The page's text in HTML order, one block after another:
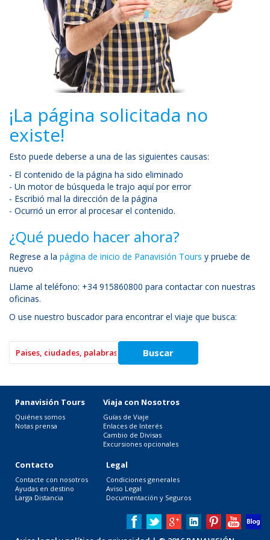
¡La página solicitada no
existe!
Esto puede deberse a una de las siguientes causas:
- El contenido de la página ha sido eliminado
- Un motor de búsqueda le trajo aquí por error
- Escribió mal la dirección de la página
- Ocurrió un error al procesar el contenido.
¿Qué puedo hacer ahora?
Regrese a la página de inicio de Panavisión Tours y pruebe de
nuevo
Llame al teléfono: +34 915860800 para contactar con nuestras
oficinas.
O use nuestro buscador para encontrar el viaje que busca:
Panavisión Tours
Quiénes somos
Notas prensa
Viaja con Nosotros
Guías de Viaje
Enlaces de Interés
Cambio de Divisas
Excursiones opcionales
Contacto
Contacte con nosotros
Ayudas en destino
Larga Distancia
Legal
Condiciones generales
Aviso Legal
Documentación y Seguros